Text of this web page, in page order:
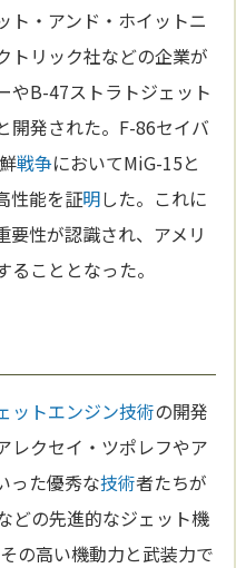
ト・アンド・ホイットニ
トリック社などの企業が
やB-47ストラトジェット
開発された。F-86セイバ
戦争においてMiG-15と
性能を証明した。これに
要性が認識され、アメリ
ることとなった。
ットエンジン技術の開発
レクセイ・ツポレフやア
った優秀な技術者たちが
どの先進的なジェット機
の高い機動力と武装力で